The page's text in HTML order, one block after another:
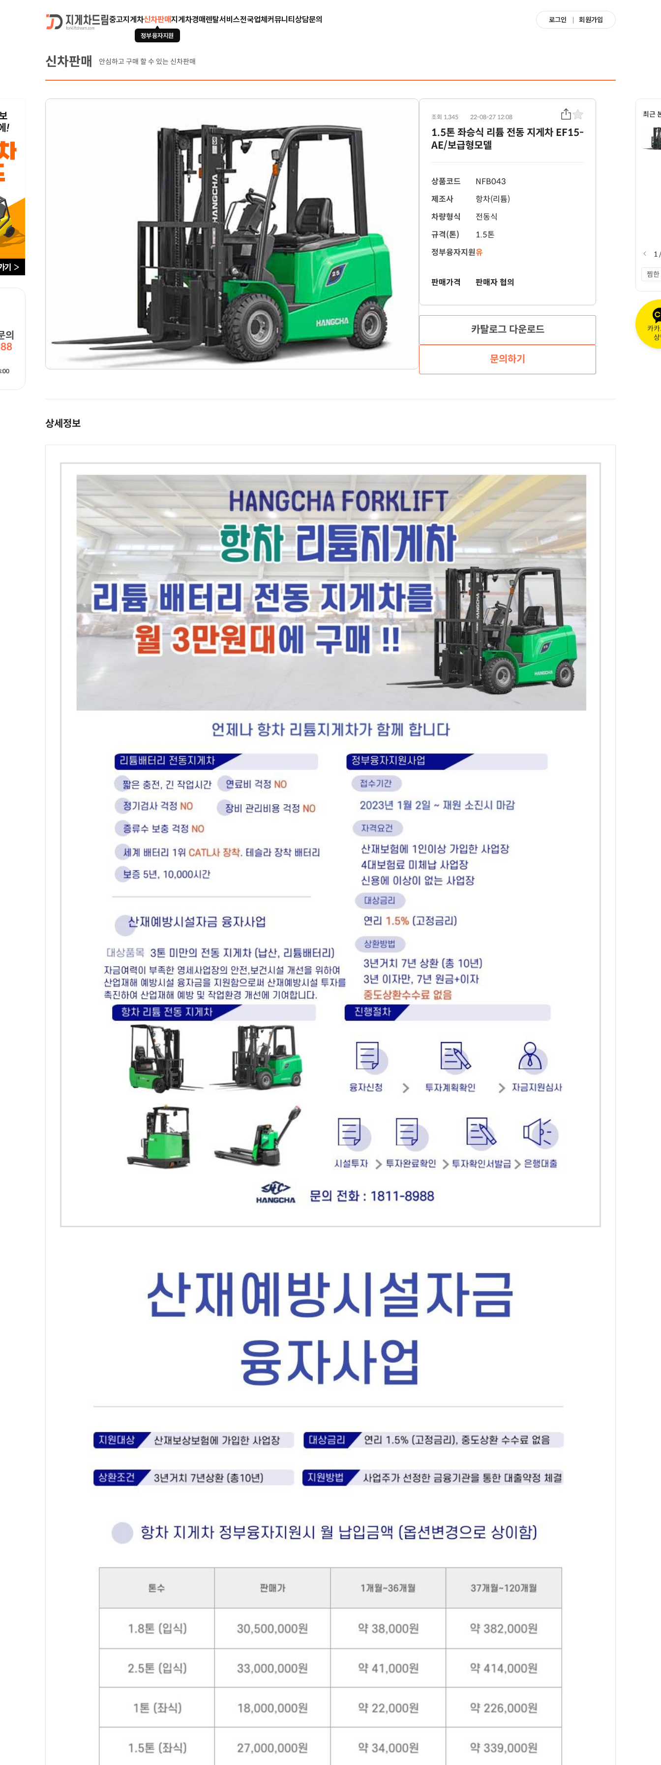
중고지게차신차판매
정부융자지원
지게차경매 렌탈서비스전국업체 커뮤니티 상담문의 로그인 회원가입
신차판매 안심하고 구매 할 수 있는 신차판매
조회 1,345 22-08-27 12:08
1.5톤 좌승식 리튬 전동 지게차 EF15-
AE/보급형모델
상품코드
NFB043
제조사
항차(리튬)
차량형식
전동식
규격(톤)
1.5톤
정부융자지원유
판매가격 판매자 협의
카탈로그 다운로드
문의하기
상세정보
의
최근
1
찜
카